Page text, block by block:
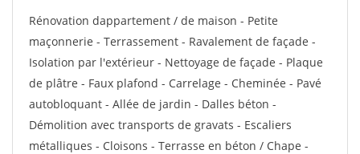
Rénovation dappartement / de maison - Petite
maçonnerie - Terrassement - Ravalement de façade -
Isolation par l'extérieur - Nettoyage de façade - Plaque
de plâtre - Faux plafond - Carrelage - Cheminée - Pavé
autobloquant - Allée de jardin - Dalles béton -
Démolition avec transports de gravats - Escaliers
métalliques - Cloisons - Terrasse en béton / Chape -